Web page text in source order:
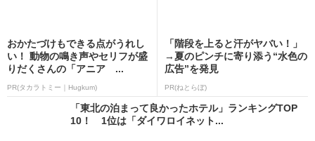
おかたづけもできる点がうれし
い！ 動物の鳴き声やセリフが盛
りだくさんの「アニア ...
PR(タカラトミー｜Hugkum)
「階段を上ると汗がヤバい！」
→夏のピンチに寄り添う“水色の
広告”を発見
PR(ねとらぼ)
「東北の泊まって良かったホテル」ランキングTOP
10！ 1位は「ダイワロイネット...